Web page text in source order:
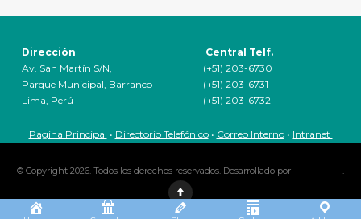
Dirección
Av. San Martín S/N,
Parque Municipal, Barranco
Lima, Perú
Central Telf.
(+51) 203-6730
(+51) 203-6731
(+51) 203-6732
Pagina Principal • Directorio Telefónico• Correo Interno• Intranet
© Copyright 2026. Todos los derechos reservados. Desarrollado por .